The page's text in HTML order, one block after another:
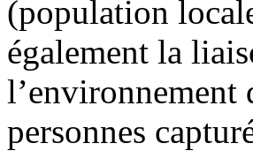
(population
également la
l’environnement
personnes